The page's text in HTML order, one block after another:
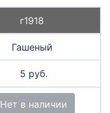
г1918
Гашеный
5 руб.
Нет в наличии